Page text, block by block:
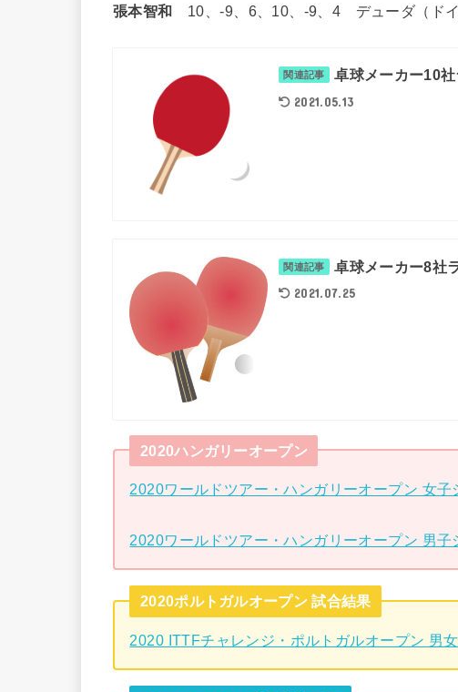
張本智和 10、-9、6、10、-9、4 デューダ（ドイ
関連記事 卓球メーカー10
2021.05.13
関連記事 卓球メーカー8社
2021.07.25
2020ハンガリーオープン
2020ワールドツアー・ハンガリーオープン 女
2020ワールドツアー・ハンガリーオープン 男
2020ポルトガルオープン 試合結果
2020 ITTFチャレンジ・ポルトガルオープン 男